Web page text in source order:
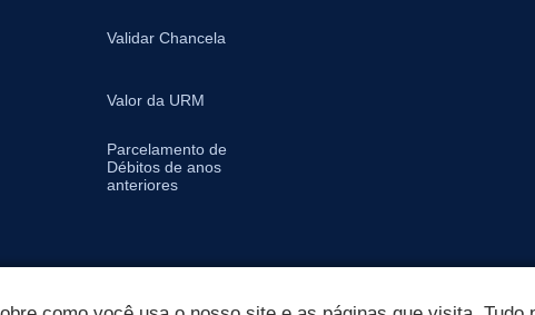
Validar Chancela
Valor da URM
Parcelamento de
Débitos de anos
anteriores